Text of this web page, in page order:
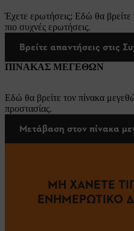
Έχετε ερωτήσεις; Εδώ θα βρείτε
πιο συχνές ερωτήσεις.
Βρείτε απαντήσεις στις
ΠΙΝΑΚΑΣ ΜΕΓΕΘΩΝ
Εδώ θα βρείτε τον πίνακα
προστασίας.
Μετάβαση στον πίνακα
ΜΗ ΧΑΝΕΤΕ
ΕΝΗΜΕΡΩΤΙΚΟ